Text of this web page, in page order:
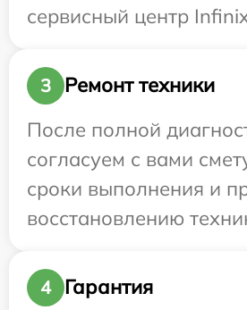
сервисный центр
3
Ремонт техники
После полной
согласуем с вами
сроки выполнения и
восстановлению
4 Гарантия